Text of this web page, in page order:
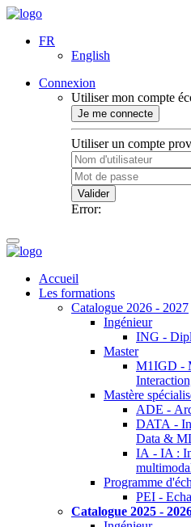
FR
English
Connexion
Utiliser mon compte
Je me connecte
Utiliser un compte
Valider
Error:
Accueil
Les formations
Catalogue 2026 - 2027
Ingénieur
ING -
Master
M1IGD -
Mastère
ADE -
DATA -
Data &
IA - IA :
Programme
PEI -
Catalogue 2025 -